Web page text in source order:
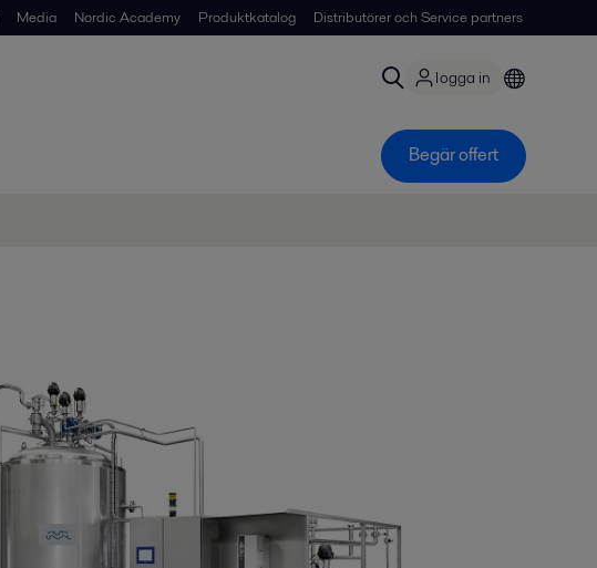
Media Nordic Academy Produktkatalog Distributörer och Service partners
logga in
Begär offert